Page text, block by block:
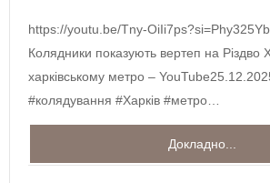
https://youtu.be/Tny-
Колядники показують вертеп на Різдво
харківському метро –
#колядування #Харків #метро…
Докладно...